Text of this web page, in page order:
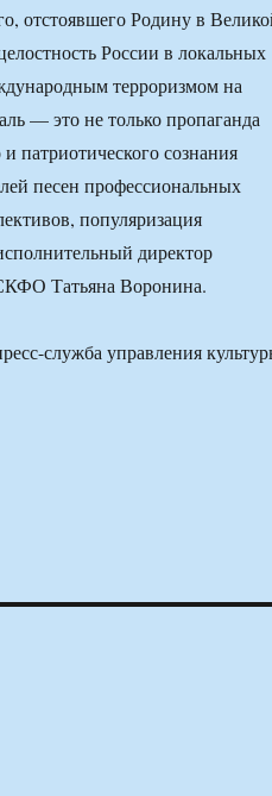
отстоявшего Родину в
России в локальных
терроризмом на
— это не только пропаганда
патриотического сознания
песен профессиональных
популяризация
директор
СКФО Татьяна Воронина.
служба управления